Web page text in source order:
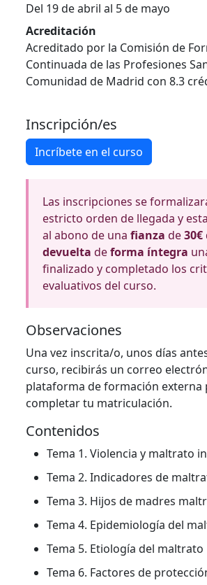
Del 19 de abril al 5 de mayo
Acreditación
Acreditado por la Comisión de
Continuada de las Profesiones
Comunidad de Madrid con 8.3
Inscripción/es
Incríbete en el curso
Las inscripciones se
estricto orden de llegada y
al abono de unafianza de30€
devuelta deforma íntegra
finalizado y completado los
evaluativos del curso.
Observaciones
Una vez inscrita/o, unos días
curso, recibirás un correo
plataforma de formación externa
completar tu matriculación.
Contenidos
Tema 1. Violencia y maltrato
Tema 2. Indicadores de
Tema 3. Hijos de madres
Tema 4. Epidemiología del
Tema 5. Etiología del maltrato
Tema 6. Factores de